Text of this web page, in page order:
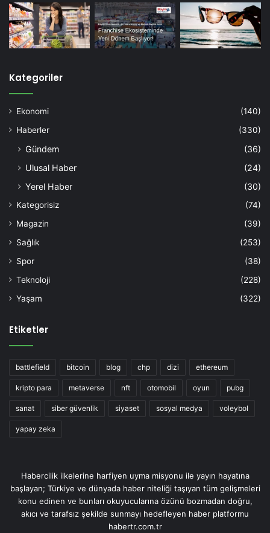
Kategoriler
Ekonomi
(140)
Haberler
(330)
Gündem
(36)
Ulusal Haber
(24)
Yerel Haber
(30)
Kategorisiz
(74)
Magazin
(39)
Sağlık
(253)
Spor
(38)
Teknoloji
(228)
Yaşam
(322)
Etiketler
battlefield bitcoin blog chp dizi ethereum
kripto para metaverse nft otomobil oyun pubg
sanat siber güvenlik siyaset sosyal medya voleybol
yapay zeka
Habercilik ilkelerine harfiyen uyma misyonu ile yayın hayatına
başlayan; Türkiye ve dünyada haber niteliği taşıyan tüm gelişmeleri
konu edinen ve bunları okuyucularına özünü bozmadan doğru,
akıcı ve tarafsız şekilde sunmayı hedefleyen haber platformu
habertr.com.tr